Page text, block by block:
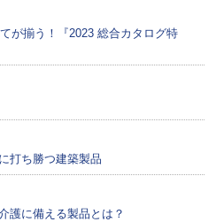
が揃う！『2023 総合カタログ特
打ち勝つ建築製品
護に備える製品とは？